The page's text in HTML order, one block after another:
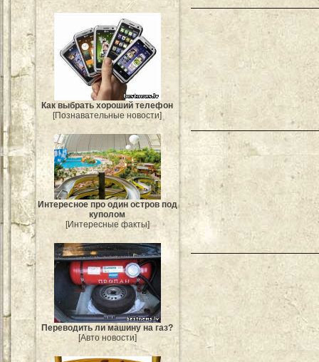
Как выбрать хороший телефон
[Познавательные новости]
Интересное про один остров под
куполом
[Интересные факты]
Переводить ли машину на газ?
[Авто новости]